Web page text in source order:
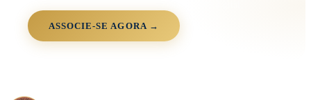
ASSOCIE-SE AGORA →